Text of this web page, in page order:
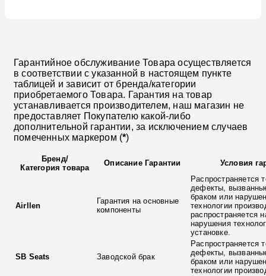
Гарантийное обслуживание Товара осуществляется
в соответствии с указанной в настоящем пункте
таблицей и зависит от бренда/категории
приобретаемого Товара. Гарантия на товар
устанавливается производителем, наш магазин не
предоставляет Покупателю какой-либо
дополнительной гарантии, за исключением случаев
помеченных маркером (*)
Бренд/
Категория товара
Описание Гарантии Условия
Airllen
Гарантия на основные
компоненты
Распространяется
дефекты,
браком или
технологии
распространяется
нарушения
установке.
SB Seats Заводской брак
Распространяется
дефекты,
браком или
технологии